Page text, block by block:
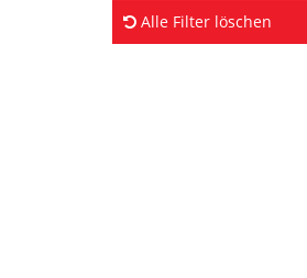
Alle Filter löschen